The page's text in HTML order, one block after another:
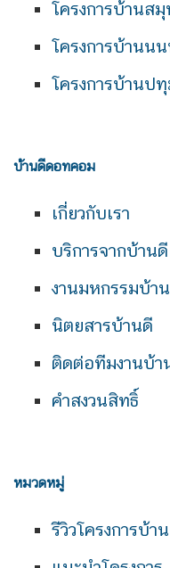
โครงการบ้านส
โครงการบ้านน
โครงการบ้านป
บ้านดีดอทคอม
เกี่ยวกับเรา
บริการจากบ้านดี
งานมหกรรมบ้า
นิตยสารบ้านดี
ติดต่อทีมงานบ้า
คำสงวนสิทธิ์
หมวดหมู่
รีวิวโครงการบ้า